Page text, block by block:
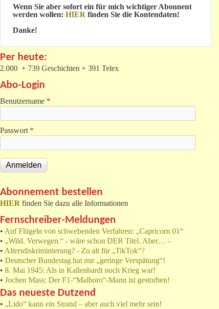
Wenn Sie aber sofort ein für mich wichtiger Abonnent
werden wollen: HIER finden Sie die Kontendaten!
Danke!
Per heute:
2.000 + 739 Geschichten + 391 Telex
Abo-Login
Benutzername *
Passwort *
Abonnement bestellen
HIER finden Sie dazu alle Informationen
Fernschreiber-Meldungen
• Auf Flügeln von schwebenden Verfahren: „Capricorn 01“
• „Wild. Verwegen.“ - wäre schon DER Titel. Aber… -
• Altersdiskriminierung? - Zu alt für „TikTok“?
• Deutscher Bundestag hat nur „geringe Verspätung“!
• 8. Mai 1945: Als in Kallenhardt noch Krieg war!
• Jochen Mass: Der F1-“Malboro“-Mann ist gestorben!
Das neueste Dutzend
• „Lido“ kann ein Strand – aber auch viel mehr sein!